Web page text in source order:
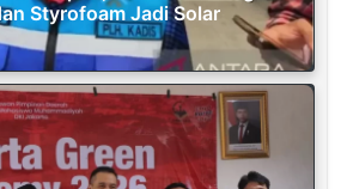
Styrofoam Jadi Solar